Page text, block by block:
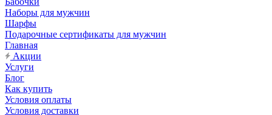
Наборы для мужчин
Шарфы
Подарочные сертификаты для мужчин
Главная
Акции
Услуги
Блог
Как купить
Условия оплаты
Условия доставки